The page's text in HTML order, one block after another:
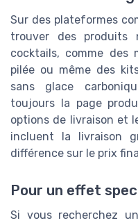
Sur des plateformes
trouver des produits
cocktails, comme des
pilée ou même des
sans glace
toujours la page
options de livraison et
incluent la livraison
différence sur le prix
Pour un effet
Si vous recherchez